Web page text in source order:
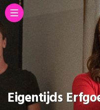
Eigentijds